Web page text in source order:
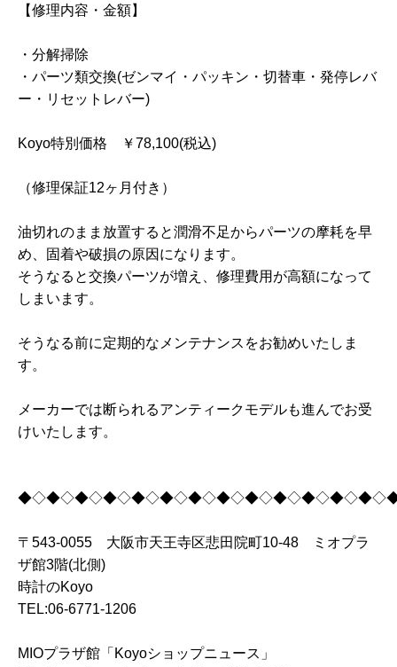
【修理内容・金額】
・分解掃除
・パーツ類交換(ゼンマイ・パッキン・切替車・発停レバ
ー・リセットレバー)
Koyo特別価格 ￥78,100(税込)
（修理保証12ヶ月付き）
油切れのまま放置すると潤滑不足からパーツの摩耗を早
め、固着や破損の原因になります。
そうなると交換パーツが増え、修理費用が高額になって
しまいます。
そうなる前に定期的なメンテナンスをお勧めいたしま
す。
メーカーでは断られるアンティークモデルも進んでお受
けいたします。
〒543-0055 大阪市天王寺区悲田院町10-48 ミオプラ
ザ館3階(北側)
時計のKoyo
TEL:06-6771-1206
MIOプラザ館「Koyoショップニュース」